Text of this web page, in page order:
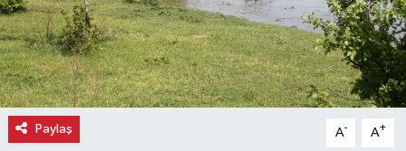
Paylaş A- A+
Emlak
Gündem
Gurme